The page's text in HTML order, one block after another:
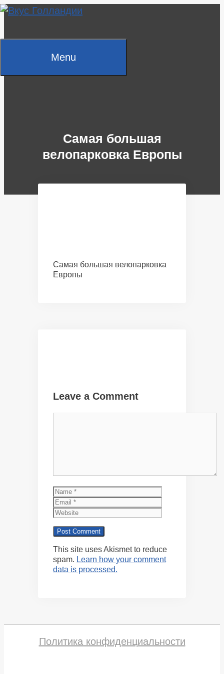
Skip
Menu
Самая большая
велопарковка Европы
Самая большая велопарковка
Европы
Leave a Comment
Name
This site uses Akismet to reduce
spam. Learn how your comment
data is processed.
Политика конфиденциальности